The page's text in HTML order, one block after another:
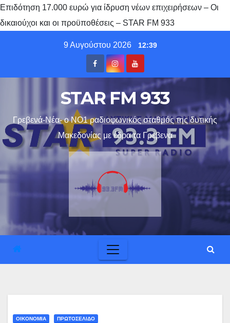
Επιδότηση 17.000 ευρώ για ίδρυση νέων επιχειρήσεων – Οι
δικαιούχοι και οι προϋποθέσεις – STAR FM 933
9 Αυγούστου 2026 12:39
STAR FM 933
Γρεβενά-Νέα- ο ΝΟ1 ραδιοφωνικός σταθμός της δυτικής
Μακεδονίας με έδρα τα Γρεβενα
ΟΙΚΟΝΟΜΙΑ ΠΡΩΤΟΣΕΛΙΔΟ